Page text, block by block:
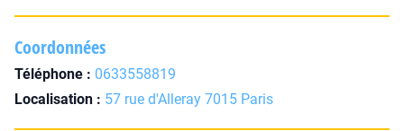
Coordonnées
Téléphone : 0633558819
Localisation : 57 rue d'Alleray 7015 Paris